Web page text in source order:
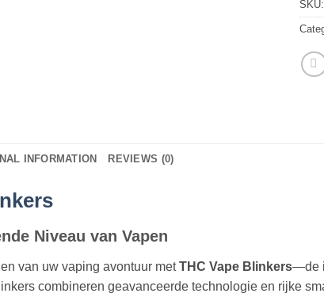
SKU:
INFORMATION REVIEWS (0)
Niveau van Vapen
van uw vaping avontuur metTHC Vape Blinkers—de
combineren geavanceerde technologie en rijke